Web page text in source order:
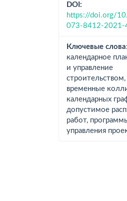
DOI:
https://doi.org/
073-8412-2021-
Ключевые слова:
календарное
и управление
строительством,
временные
календарных
допустимое
работ,
управления